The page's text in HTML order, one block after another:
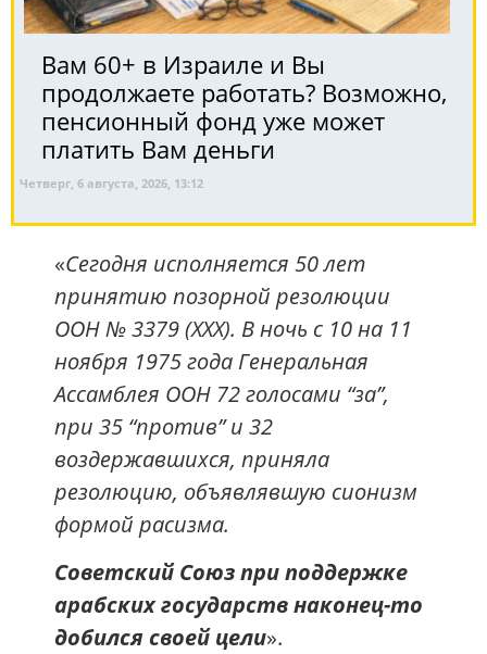
Вам 60+ в Израиле и Вы
продолжаете работать? Возможно,
пенсионный фонд уже может
платить Вам деньги
Четверг, 6 августа, 2026, 13:12
«Сегодня исполняется 50 лет
принятию позорной резолюции
ООН № 3379 (XXX). В ночь с 10 на 11
ноября 1975 года Генеральная
Ассамблея ООН 72 голосами “за”,
при 35 “против” и 32
воздержавшихся, приняла
резолюцию, объявлявшую сионизм
формой расизма.
Советский Союз при поддержке
арабских государств наконец-то
добился своей цели».